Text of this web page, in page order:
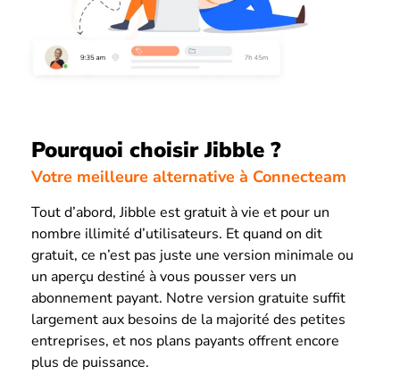
Pourquoi choisir Jibble ?
Votre meilleure alternative à Connecteam
Tout d’abord, Jibble est gratuit à vie et pour un
nombre illimité d’utilisateurs. Et quand on dit
gratuit, ce n’est pas juste une version minimale ou
un aperçu destiné à vous pousser vers un
abonnement payant. Notre version gratuite suffit
largement aux besoins de la majorité des petites
entreprises, et nos plans payants offrent encore
plus de puissance.